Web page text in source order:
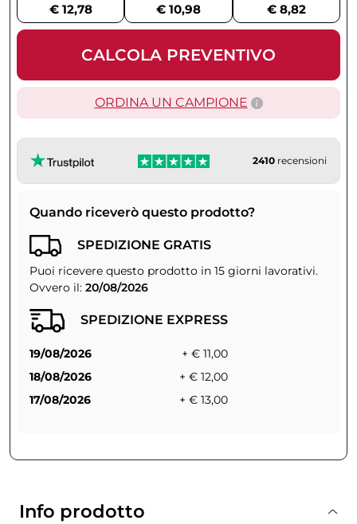
€ 12,78
€ 10,98
€ 8,82
CALCOLA PREVENTIVO
ORDINA UN CAMPIONE
2410 recensioni
Quando riceverò questo prodotto?
SPEDIZIONE GRATIS
Puoi ricevere questo prodotto in 15 giorni lavorativi.
Ovvero il: 20/08/2026
SPEDIZIONE EXPRESS
19/08/2026
+ € 11,00
18/08/2026
+ € 12,00
17/08/2026
+ € 13,00
Info prodotto